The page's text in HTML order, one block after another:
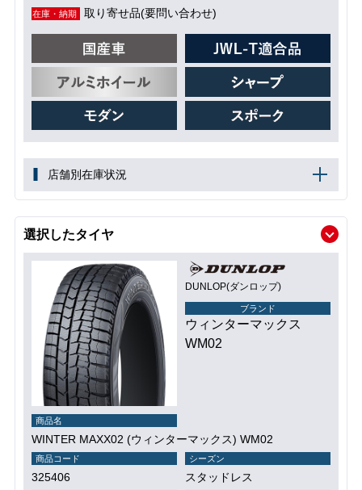
在庫・納期 取り寄せ品(要問い合わせ)
店舗別在庫状況
選択したタイヤ
DUNLOP(ダンロップ)
ブランド
ウィンターマックス
WM02
商品名
WINTER MAXX02 (ウィンターマックス) WM02
商品コード
325406
シーズン
スタッドレス